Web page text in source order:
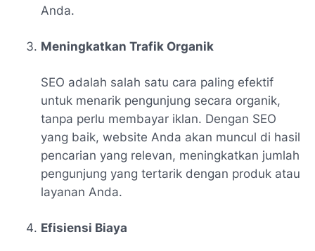
Anda.
Meningkatkan Trafik Organik
SEO adalah salah satu cara paling efektif
untuk menarik pengunjung secara organik,
tanpa perlu membayar iklan. Dengan SEO
yang baik, website Anda akan muncul di hasil
pencarian yang relevan, meningkatkan jumlah
pengunjung yang tertarik dengan produk atau
layanan Anda.
Efisiensi Biaya